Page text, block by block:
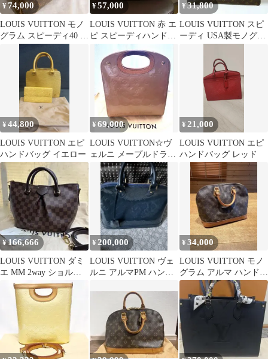
¥74,000
LOUIS VUITTON モノ
グラム スピーディ40 ハ
¥57,000
LOUIS VUITTON 赤 エ
ピ スピーディハンドバ
¥ 31,800
LOUIS VUITTON スピ
ーディ USA製モノグラ
¥44,800
LOUIS VUITTON エピ
ハンドバッグ イエロー
¥69,000
LOUIS VUITTON☆ヴ
ェルニ メープルドライ
ブ（ベージュ）
¥ 21,000
LOUIS VUITTON エピ
ハンドバッグ レッド
¥166,666
LOUIS VUITTON ダミ
エ MM 2way ショルダ
ー バッグ エベヌ
¥ 200,000
LOUIS VUITTON ヴェ
ルニ アルマPM ハンド
¥34,000
LOUIS VUITTON モノ
グラム アルマ ハンドバ
ッグ